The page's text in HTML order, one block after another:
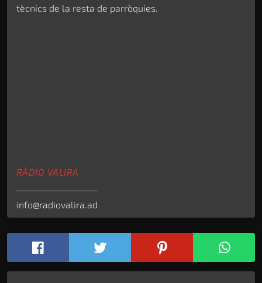
tècnics de la resta de parròquies.
RÀDIO VALIRA
info@radiovalira.ad